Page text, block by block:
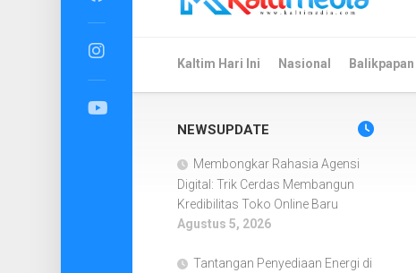
Kaltim Hari Ini Nasional Balikpapan
NEWSUPDATE
Membongkar Rahasia Agensi
Digital: Trik Cerdas Membangun
Kredibilitas Toko Online Baru
Agustus 5, 2026
Tantangan Penyediaan Energi di